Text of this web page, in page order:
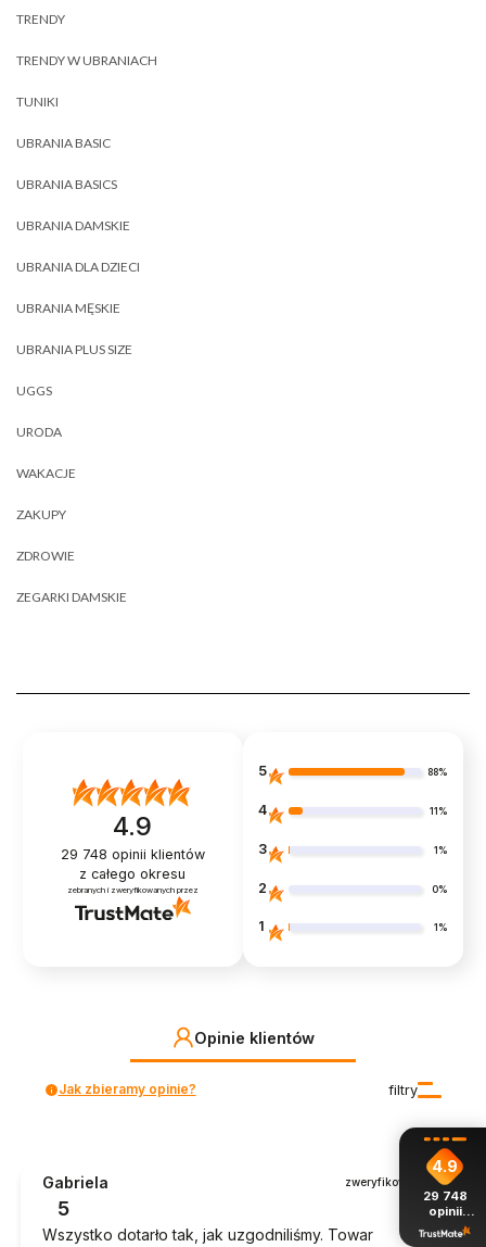
TRENDY
TRENDY W UBRANIACH
TUNIKI
UBRANIA BASIC
UBRANIA BASICS
UBRANIA DAMSKIE
UBRANIA DLA DZIECI
UBRANIA MĘSKIE
UBRANIA PLUS SIZE
UGGS
URODA
WAKACJE
ZAKUPY
ZDROWIE
ZEGARKI DAMSKIE
4.9
29 748 opinii klientów
z całego okresu
zebranych i zweryfikowanych przez
5 88%
4 11%
3 1%
2 0%
1 1%
Opinie klientów
filtry
Jak zbieramy opinie?
Gabriela zweryfikowano
5
Wszystko dotarło tak, jak uzgodniliśmy. Towar
4.9
29 748
opinii
z całego
okresu